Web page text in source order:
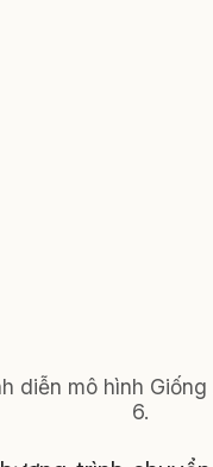
diễn mô hình
6.